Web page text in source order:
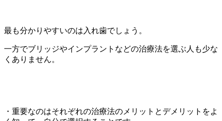
最も分かりやすいのは入れ歯でしょう。
一方でブリッジやインプラントなどの治療法を選ぶ人も少な
くありません。
・重要なのはそれぞれの治療法のメリットとデメリットをよ